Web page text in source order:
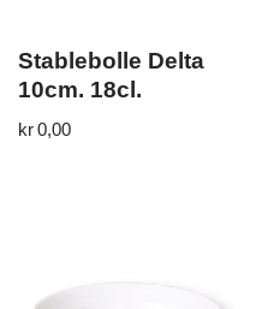
Stablebolle Delta
10cm. 18cl.
kr0,00